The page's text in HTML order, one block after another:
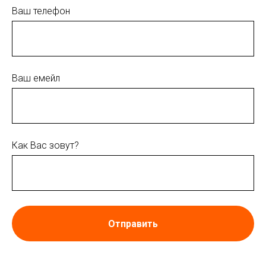
Ваш телефон
Ваш емейл
Как Вас зовут?
Отправить